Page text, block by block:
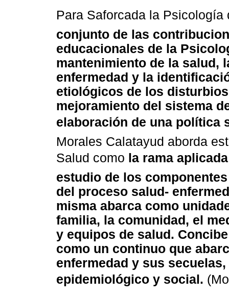
Para Saforcada la Psicología
conjunto de las
educacionales de la
mantenimiento de la salud,
enfermedad y la
etiológicos de los
mejoramiento del sistema
elaboración de una política
Morales Calatayud aborda
Salud como la rama
estudio de los
del proceso salud-
misma abarca como
familia, la comunidad, el
y equipos de salud.
como un continuo que
enfermedad y sus
epidemiológico y social.